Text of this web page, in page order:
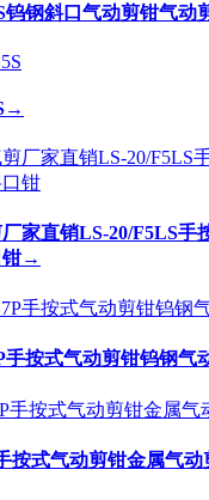
钨钢斜口气动剪钳气动
→
家直销LS-20/F5LS手
→
手按式气动剪钳钨钢气
按式气动剪钳金属气